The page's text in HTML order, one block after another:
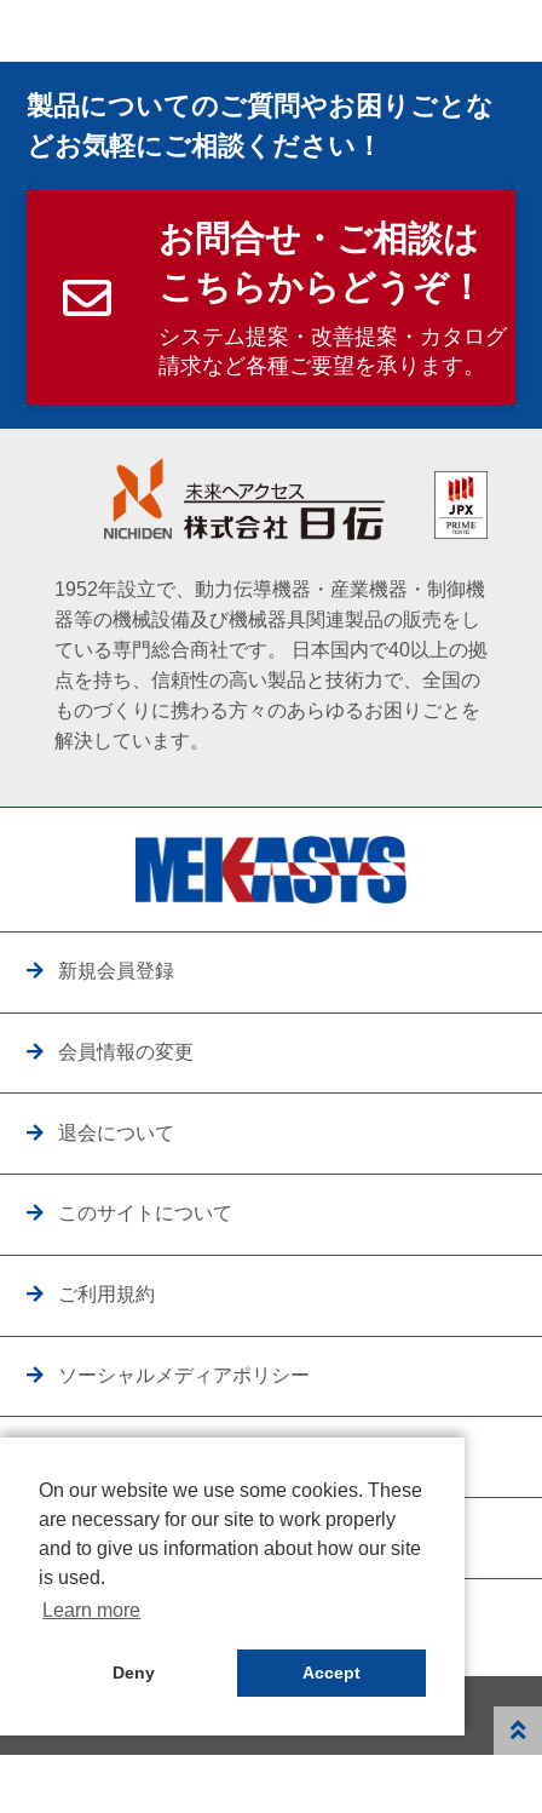
製品についてのご質問やお困りごとな
どお気軽にご相談ください！
お問合せ・ご相談は
こちらからどうぞ！
システム提案・改善提案・カタログ
請求など各種ご要望を承ります。
1952年設立で、動力伝導機器・産業機器・制御機
器等の機械設備及び機械器具関連製品の販売をし
ている専門総合商社です。
日本国内で40以上の拠
点を持ち、信頼性の高い製品と技術力で、全国の
ものづくりに携わる方々のあらゆるお困りごとを
解決しています。
新規会員登録
会員情報の変更
退会について
このサイトについて
ご利用規約
ソーシャルメディアポリシー
クッキーポリシー
On our website we use some cookies. These
are necessary for our site to work properly
and to give us information about how our site
is used.
Learn more
Deny Accept